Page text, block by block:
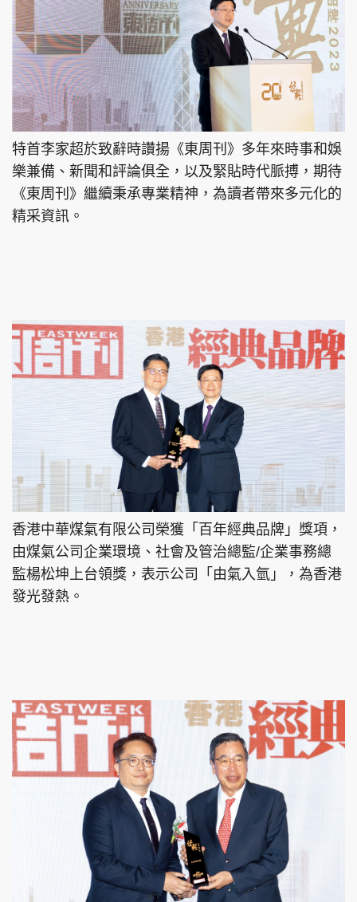
特首李家超於致辭時讚揚《東周刊》多年來時事和娛
樂兼備、新聞和評論俱全，以及緊貼時代脈搏，期待
《東周刊》繼續秉承專業精神，為讀者帶來多元化的
精采資訊。
香港中華煤氣有限公司榮獲「百年經典品牌」獎項，
由煤氣公司企業環境、社會及管治總監/企業事務總
監楊松坤上台領獎，表示公司「由氣入氫」，為香港
發光發熱。